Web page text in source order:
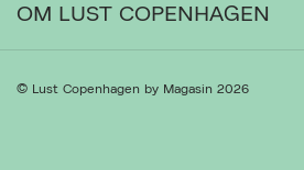
Ordrestatus
OM LUST COPENHAGEN
Om os
© Lust Copenhagen by Magasin 2026